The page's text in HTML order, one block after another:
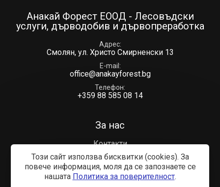
За нас
Контакти
Общи условия
Политика за поверителност
Анакай Форест ЕООД - Лесовъдски
услуги, дърводобив и дървопреработка
Адрес
Смолян, ул. Христо Смирненски 13
E-mail
office@anakayforest.bg
Телефон
+359 88 585 08 14
Този сайт използва бисквитки (cookies). За
повече информация, моля да се запознаете се
нашaтa Политика за поверителност.